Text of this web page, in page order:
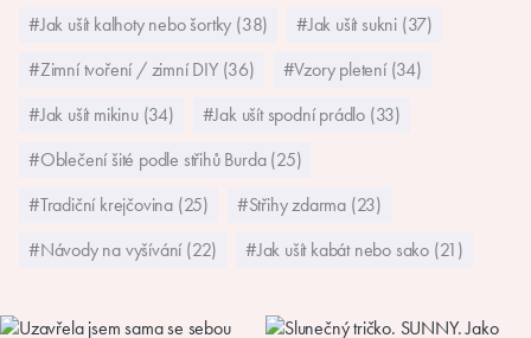
#Jak ušít kalhoty nebo šortky (38)
#Jak ušít sukni (37)
#Zimní tvoření / zimní DIY (36)
#Vzory pletení (34)
#Jak ušít mikinu (34)
#Jak ušít spodní prádlo (33)
#Oblečení šité podle střihů Burda (25)
#Tradiční krejčovina (25)
#Střihy zdarma (23)
#Návody na vyšívání (22)
#Jak ušít kabát nebo sako (21)